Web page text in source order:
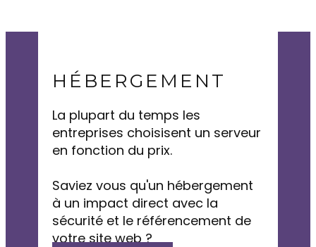
HÉBERGEMENT
La plupart du temps les
entreprises choisisent un serveur
en fonction du prix.
Saviez vous qu'un hébergement
à un impact direct avec la
sécurité et le référencement de
votre site web ?